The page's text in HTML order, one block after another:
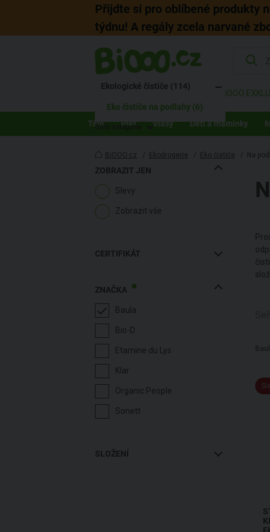
Přijdte si pro oblíbené produkty
týdnu! A regály zcela narvané
ZNAČKY AKCE BIOOO
Tělo Pleť Vlasy Děti a maminky
BiOOO.cz / Ekodrogerie / Eko čističe / Na
Ekologická drogerie (399)
Ekologické čističe (114)
Eko čističe na podlahy (6)
Další kategorie
ZOBRAZIT JEN
Slevy
Zobrazit vše
CERTIFIKÁT
ECO CONTROL
ECO GARANTIE
Ecocert
ICEA
LEAPING BUNNY(HCS)
VEGAN
ZNAČKA
Baula
Bio-D
Etamine du Lys
Klar
Organic People
Sonett
SLOŽENÍ
Abecedně A-Z